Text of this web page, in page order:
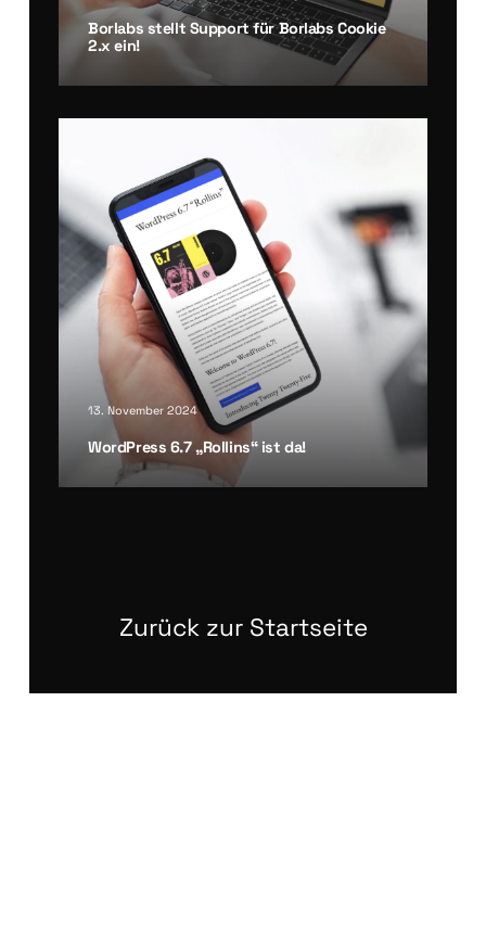
Borlabs stellt Sup­port für Borlabs Coo­kie
2.x ein!
13. November 2024
Word­Press 6.7 „Roll­ins“ ist da!
Zurück zur Startseite